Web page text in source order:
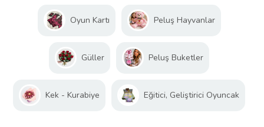
Oyun Kartı Peluş Hayvanlar
Güller Peluş Buketler
Kek - Kurabiye Eğitici, Geliştirici Oyuncak